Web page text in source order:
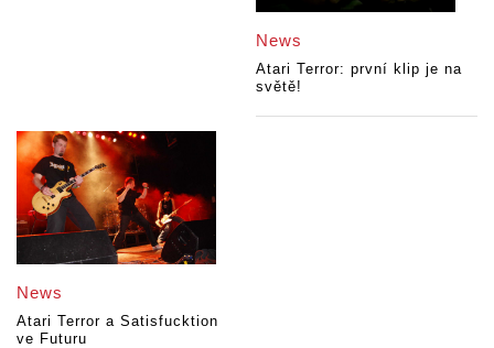
News
Atari Terror: první klip je na
světě!
News
Atari Terror a Satisfucktion
ve Futuru